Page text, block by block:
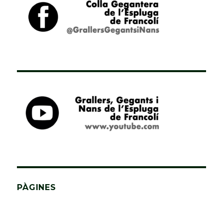
PÀGINES